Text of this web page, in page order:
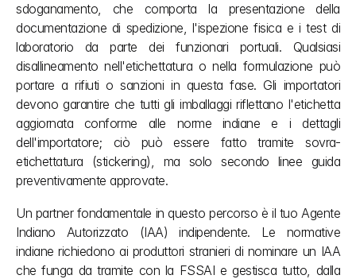
sdoganamento, che comporta la presentazione della
documentazione di spedizione, l'ispezione fisica e i test di
laboratorio da parte dei funzionari portuali. Qualsiasi
disallineamento nell'etichettatura o nella formulazione può
portare a rifiuti o sanzioni in questa fase. Gli importatori
devono garantire che tutti gli imballaggi riflettano l'etichetta
aggiornata conforme alle norme indiane e i dettagli
dell'importatore; ciò può essere fatto tramite sovra-
etichettatura (stickering), ma solo secondo linee guida
preventivamente approvate.
Un partner fondamentale in questo percorso è il tuo Agente
Indiano Autorizzato (IAA) indipendente. Le normative
indiane richiedono ai produttori stranieri di nominare un IAA
che funga da tramite con la FSSAI e gestisca tutto, dalla